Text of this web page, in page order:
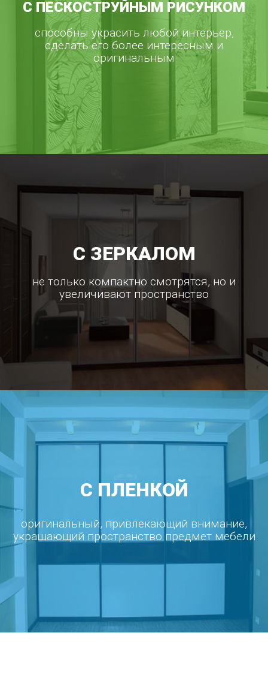
С ПЕСКОСТРУЙНЫМ РИСУНКОМ
способны украсить любой интерьер,
сделать его более интересным и
оригинальным
С ЗЕРКАЛОМ
не только компактно смотрятся, но и
увеличивают пространство
С ПЛЕНКОЙ
оригинальный, привлекающий внимание,
украшающий пространство предмет мебели